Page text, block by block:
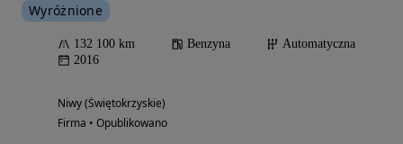
Wyróżnione
132 100 km Benzyna
Automatyczna
2016
Niwy (Świętokrzyskie)
Firma • Opublikowano